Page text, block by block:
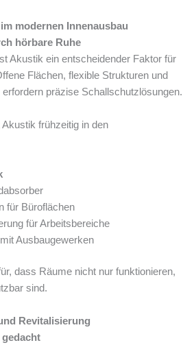
modernen Innenausbau
hörbare Ruhe
Akustik ein entscheidender Faktor für
Flächen, flexible Strukturen und
präzise Schallschutzlösungen.
Akustik frühzeitig in den
für Büroflächen
für Arbeitsbereiche
Ausbaugewerken
dass Räume nicht nur funktionieren,
sind.
Revitalisierung
gedacht